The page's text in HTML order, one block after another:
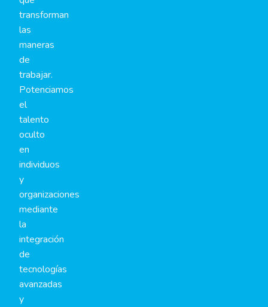
transforman
las
maneras
de
trabajar.
Potenciamos
el
talento
oculto
en
individuos
y
organizaciones
mediante
la
integración
de
tecnologías
avanzadas
y